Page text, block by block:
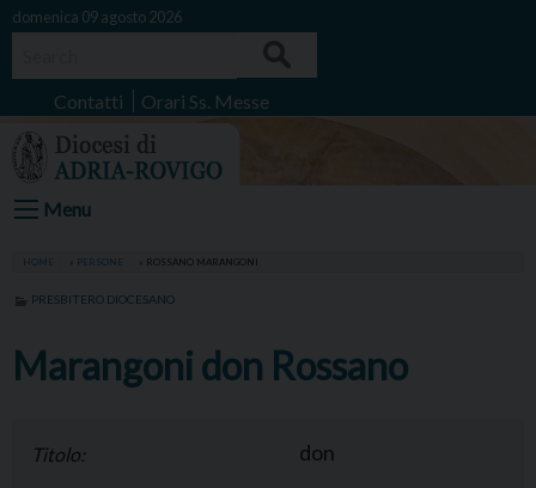
Skip
domenica 09 agosto 2026
Contatti Orari Ss. Messe
Menu
HOME PERSONE ROSSANO MARANGONI
PRESBITERO DIOCESANO
Marangoni don Rossano
Titolo: don